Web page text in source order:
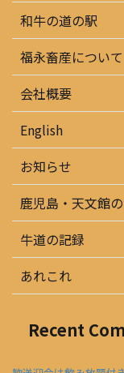
和牛の道の駅
福永畜産について
会社概要
English
お知らせ
鹿児島・天文館
牛道の記録
あれこれ
Recent